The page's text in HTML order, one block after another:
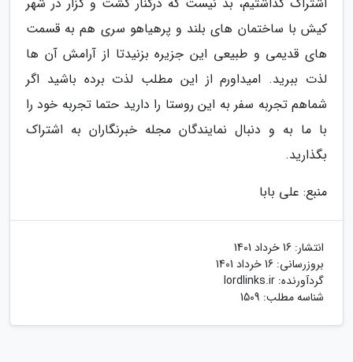
کیش با ساختمان های بلند و پرهیاهو سری هم به قسمت
های قدیمی و طبیعی این جزیره بزنیدتا از آرامش آن ها
لذت ببرید. امیداورم از این مطلب لذت برده باشید اگر
شماهم تجربه سفر به این روستا را دارید حتما تجربه خود را
با ما به و دنبال نمایندگان مجله خبرنگاران به اشتراک
بگذارید.
منبع: علی بابا
انتشار: 16 خرداد 1401
بروزرسانی: 16 خرداد 1401
گردآورنده: lordlinks.ir
شناسه مطلب: 1509